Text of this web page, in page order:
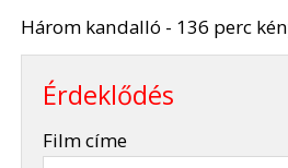
Három kandalló - 136 perc
Érdeklődés
Film címe